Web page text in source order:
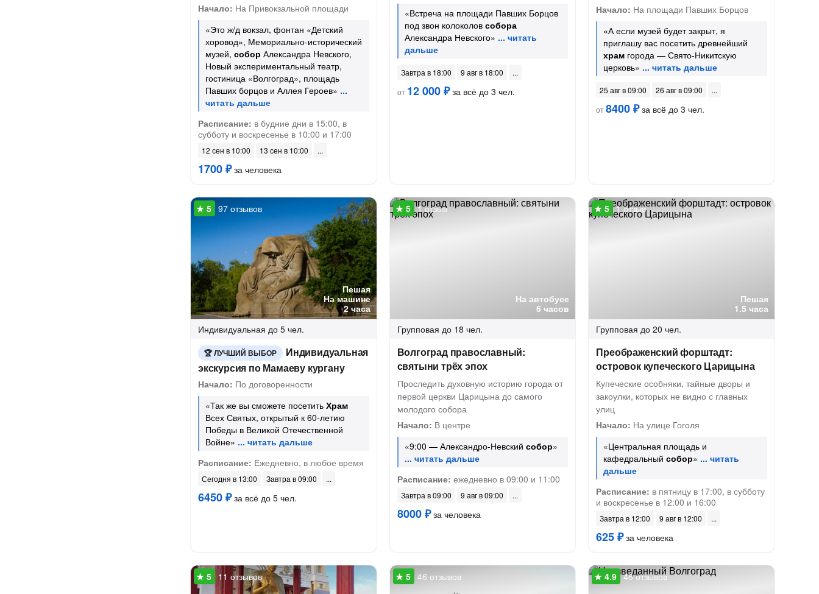
Начало: На Привокзальной площади
«Это ж/д вокзал, фонтан «Детский
хоровод», Мемориально-исторический
музей, собор Александра Невского,
Новый экспериментальный театр,
гостиница «Волгоград», площадь
Павших борцов и Аллея Героев»
Расписание: в будние дни в 15:00, в
субботу и воскресенье в 10:00 и 17:00
12 сен в 10:00 13 сен в 10:00
1700 ₽за человека
«Встреча на площади Павших Борцов
под звон колоколов собора
Александра Невского»
Завтра в 18:00
9 авг в 18:00
от 12 000 ₽за всё до 3 чел.
Начало: На площади Павших Борцов
«А если музей будет закрыт, я
приглашу вас посетить древнейший
храм города — Свято-Никитскую
церковь»
25 авг в 09:00
26 авг в 09:00
от8400 ₽за всё до 3 чел.
Пешая
На машине
2 часа
97 отзывов
Индивидуальная до 5 чел.
ЛУЧШИЙ ВЫБОР
Индивидуальная
экскурсия по Мамаеву кургану
Начало: По договоренности
«Так же вы сможете посетить Храм
Всех Святых, открытый к 60-летию
Победы в Великой Отечественной
Войне»
Расписание: Ежедневно, в любое время
Сегодня в 13:00 Завтра в 09:00
6450 ₽за всё до 5 чел.
На автобусе
6 часов
1 отзыв
Групповая до 18 чел.
Волгоград православный:
святыни трёх эпох
Проследить духовную историю города от
первой церкви Царицына до самого
молодого собора
Начало: В центре
«9:00 — Александро-Невский собор»
Расписание: ежедневно в 09:00 и 11:00
Завтра в 09:00 9 авг в 09:00
8000 ₽за человека
Пешая
1.5 часа
1 отзыв
Групповая до 20 чел.
Преображенский форштадт:
островок купеческого Царицына
Купеческие особняки, тайные дворы и
закоулки, которых не видно с главных
улиц
Начало: На улице Гоголя
«Центральная площадь и
кафедральныйсобор»
Расписание: в пятницу в 17:00, в субботу
и воскресенье в 12:00 и 16:00
Завтра в 12:00 9 авг в 12:00
625 ₽за человека
11 отзывов 46 отзывов 46 отзывов